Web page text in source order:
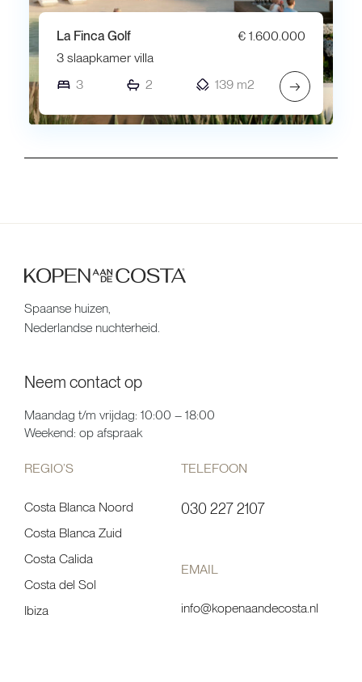
La Finca Golf
€ 1.600.000
3 slaapkamer villa
3
2 139 m2 →
Spaanse huizen,
Nederlandse nuchterheid.
Neem contact op
Maandag t/m vrijdag: 10:00 – 18:00
Weekend: op afspraak
REGIO’S
Costa Blanca Noord
Costa Blanca Zuid
Costa Calida
Costa del Sol
Ibiza
TELEFOON
030 227 2107
EMAIL
info@kopenaandecosta.nl